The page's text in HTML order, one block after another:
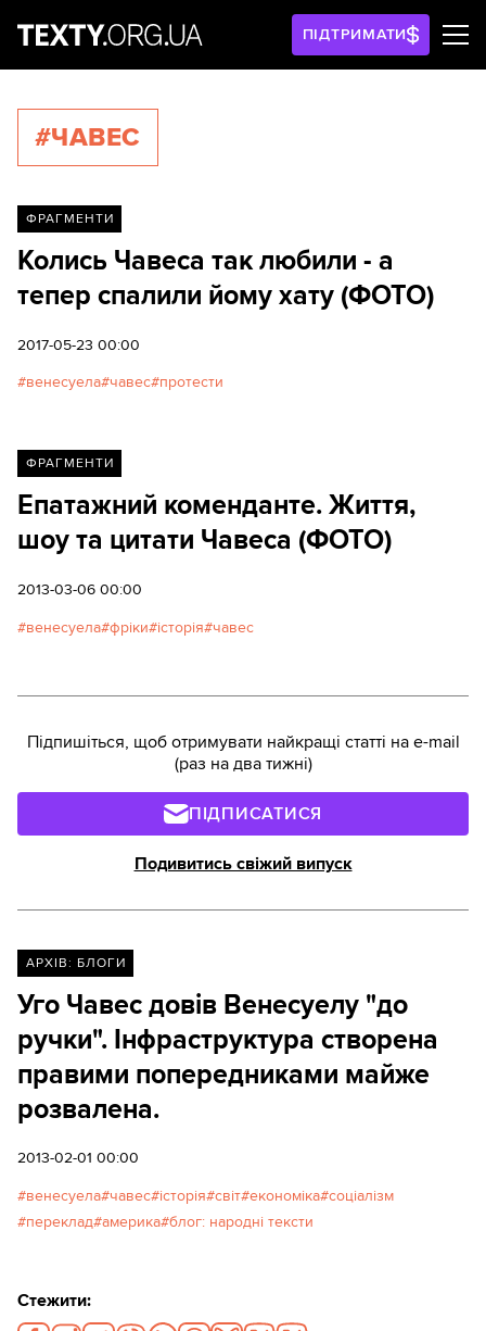
ПІДТРИМАТИ
#ЧАВЕС
ФРАГМЕНТИ
Колись Чавеса так любили - а
тепер спалили йому хату (ФОТО)
2017-05-23 00:00
венесуела чавес протести
ФРАГМЕНТИ
Епатажний коменданте. Життя,
шоу та цитати Чавеса (ФОТО)
2013-03-06 00:00
венесуела фріки історія чавес
Підпишіться, щоб отримувати найкращі статті на e-mail
(раз на два тижні)
ПІДПИСАТИСЯ
Подивитись свіжий випуск
АРХІВ: БЛОГИ
Уго Чавес довів Венесуелу "до
ручки". Інфраструктура створена
правими попередниками майже
розвалена.
2013-02-01 00:00
венесуела чавес історія світ економіка соціалізм
переклад америка блог: народні тексти
Стежити: